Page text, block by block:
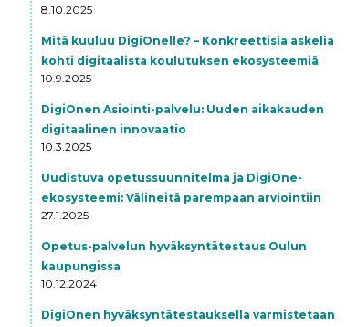
8.10.2025
Mitä kuuluu DigiOnelle? – Konkreettisia askelia
kohti digitaalista koulutuksen ekosysteemiä
10.9.2025
DigiOnen Asiointi-palvelu: Uuden aikakauden
digitaalinen innovaatio
10.3.2025
Uudistuva opetussuunnitelma ja DigiOne-
ekosysteemi: Välineitä parempaan arviointiin
27.1.2025
Opetus-palvelun hyväksyntätestaus Oulun
kaupungissa
10.12.2024
DigiOnen hyväksyntätestauksella varmistetaan